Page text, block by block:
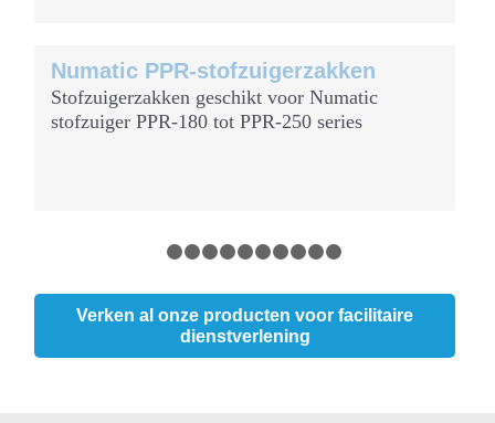
Numatic PPR-stofzuigerzakken
Stofzuigerzakken geschikt voor Numatic
stofzuiger PPR-180 tot PPR-250 series
Verken al onze producten voor facilitaire
dienstverlening